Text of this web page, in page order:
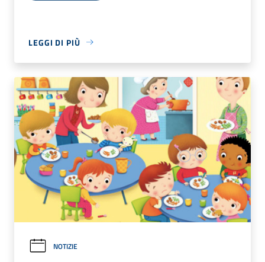
LEGGI DI PIÙ
NOTIZIE